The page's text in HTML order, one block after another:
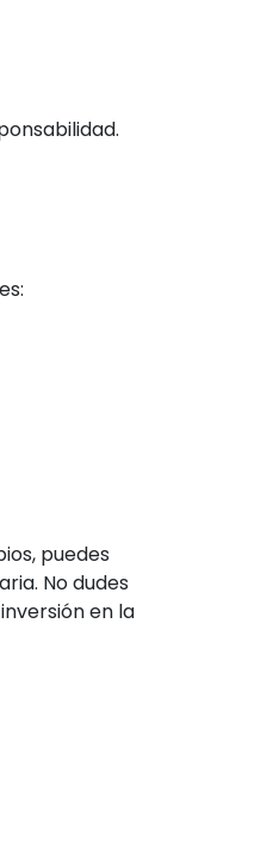
puedes
No dudes
en la